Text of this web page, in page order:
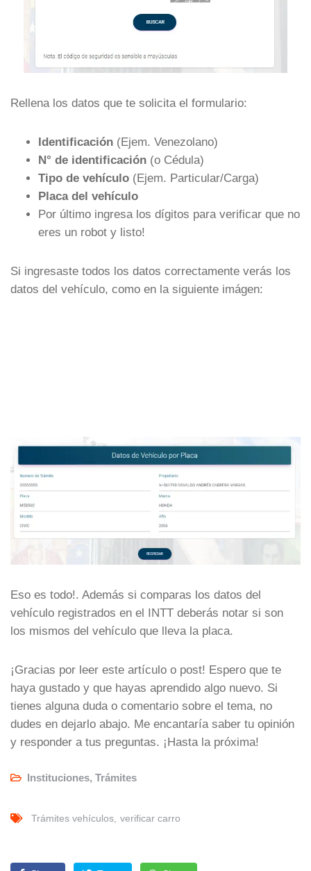
Rellena los datos que te solicita el formulario:
Identificación (Ejem. Venezolano)
N° de identificación (o Cédula)
Tipo de vehículo (Ejem. Particular/Carga)
Placa del vehículo
Por último ingresa los dígitos para verificar que no
eres un robot y listo!
Si ingresaste todos los datos correctamente verás los
datos del vehículo, como en la siguiente imágen:
Eso es todo!. Además si comparas los datos del
vehículo registrados en el INTT deberás notar si son
los mismos del vehículo que lleva la placa.
¡Gracias por leer este artículo o post! Espero que te
haya gustado y que hayas aprendido algo nuevo. Si
tienes alguna duda o comentario sobre el tema, no
dudes en dejarlo abajo. Me encantaría saber tu opinión
y responder a tus preguntas. ¡Hasta la próxima!
Instituciones, Trámites
Trámites vehículos verificar carro